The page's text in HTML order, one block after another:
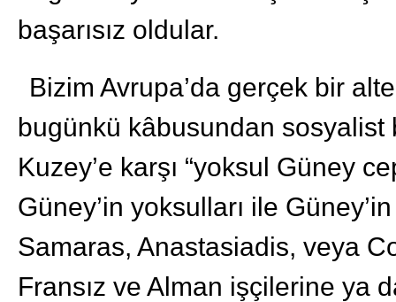
başarısız oldular.
Bizim Avrupa’da gerçek bir
bugünkü kâbusundan sosyalist
Kuzey’e karşı “yoksul Güney
Güney’in yoksulları ile
Samaras, Anastasiadis, veya
Fransız ve Alman işçilerine ya